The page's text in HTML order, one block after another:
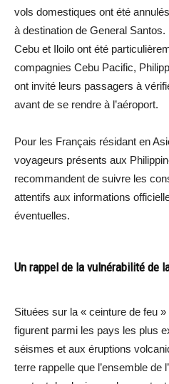
vols domestiques ont été
à destination de General
Cebu et Iloilo ont été
compagnies Cebu Pacific,
ont invité leurs passagers à
avant de se rendre à l’aéroport.
Pour les Français résidant en
voyageurs présents aux
recommandent de suivre les
attentifs aux informations
éventuelles.
Un rappel de la vulnérabilité de
Situées sur la « ceinture de feu
figurent parmi les pays les plus
séismes et aux éruptions
terre rappelle que l’ensemble de